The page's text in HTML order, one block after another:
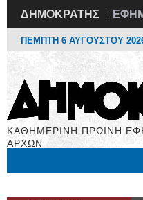
ΔΗΜΟΚΡΑΤΗΣ
ΠΕΜΠΤΗ 6 ΑΥΓΟΥΣΤΟΥ
ΚΑΘΗΜΕΡΙΝΗ ΠΡΩΙΝΗ
ΑΡΧΩΝ